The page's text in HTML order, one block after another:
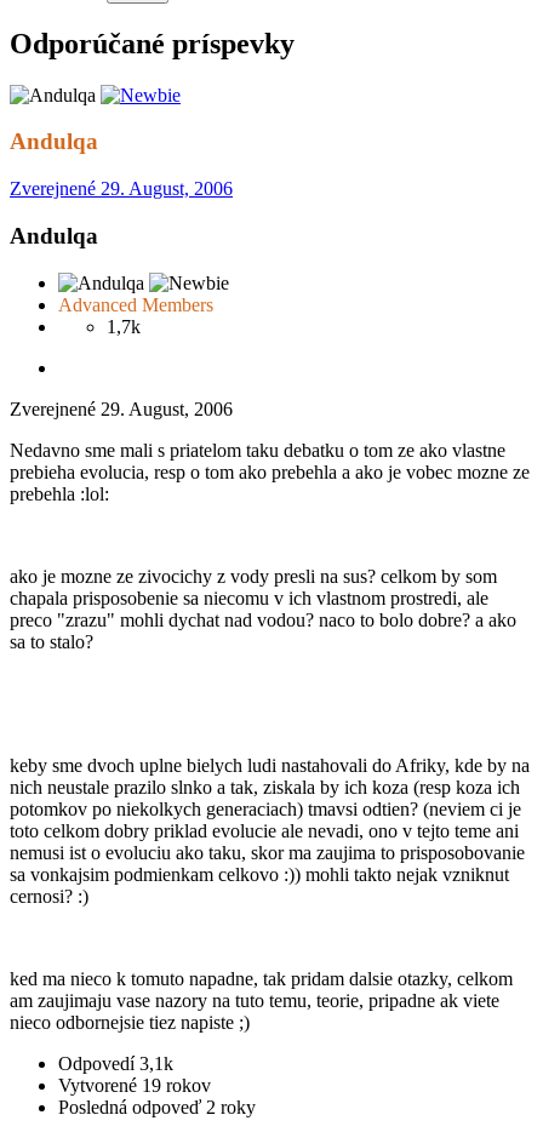
Odporúčané príspevky
Andulqa
Zverejnené 29. August, 2006
Andulqa
Advanced Members
1,7k
Zverejnené 29. August, 2006
Nedavno sme mali s priatelom taku debatku o tom ze ako vlastne
prebieha evolucia, resp o tom ako prebehla a ako je vobec mozne ze
prebehla :lol:
ako je mozne ze zivocichy z vody presli na sus? celkom by som
chapala prisposobenie sa niecomu v ich vlastnom prostredi, ale
preco "zrazu" mohli dychat nad vodou? naco to bolo dobre? a ako
sa to stalo?
keby sme dvoch uplne bielych ludi nastahovali do Afriky, kde by na
nich neustale prazilo slnko a tak, ziskala by ich koza (resp koza ich
potomkov po niekolkych generaciach) tmavsi odtien? (neviem ci je
toto celkom dobry priklad evolucie ale nevadi, ono v tejto teme ani
nemusi ist o evoluciu ako taku, skor ma zaujima to prisposobovanie
sa vonkajsim podmienkam celkovo :)) mohli takto nejak vzniknut
cernosi? :)
ked ma nieco k tomuto napadne, tak pridam dalsie otazky, celkom
am zaujimaju vase nazory na tuto temu, teorie, pripadne ak viete
nieco odbornejsie tiez napiste ;)
Odpovedí 3,1k
Vytvorené 19 rokov
Posledná odpoveď 2 roky